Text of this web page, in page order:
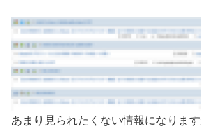
あまり見られたくない情報になりま